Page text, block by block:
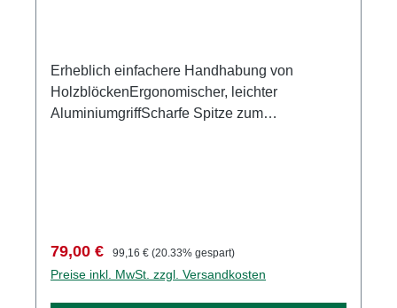
Erheblich einfachere Handhabung von
HolzblöckenErgonomischer, leichter
AluminiumgriffScharfe Spitze zum
Verkaufspreis:
79,00 € Regulärer Preis:
99,16 € (20.33% gespart)
Preise inkl. MwSt. zzgl. Versandkosten